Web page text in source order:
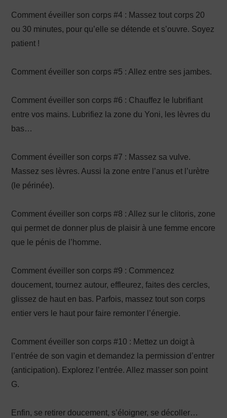
Comment éveiller son corps #4 : Massez tout corps 20
ou 30 minutes, pour qu’elle se détende et s’ouvre. Soyez
patient !
Comment éveiller son corps #5 : Allez entre ses jambes.
Comment éveiller son corps #6 : Chauffez le lubrifiant
entre vos mains. Lubrifiez la zone du Yoni, les lèvres du
bas…
Comment éveiller son corps #7 : Massez sa vulve.
Massez ses lèvres. Aussi la zone entre l’anus et l’urètre
(le périnée).
Comment éveiller son corps #8 : Allez sur le clitoris, zone
qui permet de donner plus de plaisir à une femme encore
que le pénis de l’homme.
Comment éveiller son corps #9 : Commencez
doucement, tournez autour, effleurez, faites des cercles,
glissez de haut en bas. Parfois, massez tout son corps
entier vers le haut pour faire remonter l’énergie.
Comment éveiller son corps #10 : Mettez un doigt à
l’entrée de son vagin et demandez la permission d’entrer
(anticipation). Explorez l’entrée. Allez masser son point
G.
Enfin, se retirer doucement, s’éloigner, se décoller…